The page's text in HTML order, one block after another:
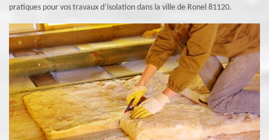
pratiques pour vos travaux d’isolation dans la ville de Ronel 81120.